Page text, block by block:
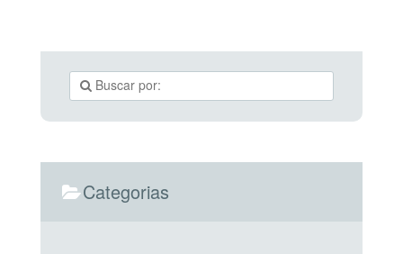
Categorias